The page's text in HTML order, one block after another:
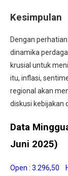
Kesimpulan
Dengan
dinamika
krusial untuk
itu, inflasi,
regional akan
diskusi kebijakan
Data
Juni 2025)
Open : 3.296,50